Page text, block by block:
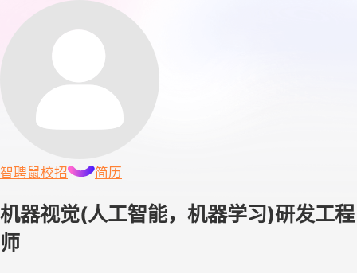
智聘鼠校招 简历
机器视觉(人工智能，机器学习)研发工程
师